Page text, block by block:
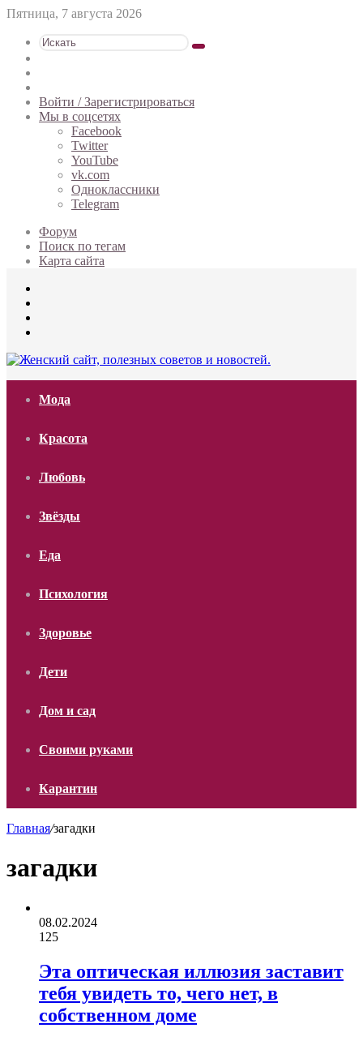
Пятница, 7 августа 2026
Искать
статья
Войти / Зарегистрироваться
Мы в соцсетях
Facebook
Twitter
YouTube
vk.com
Одноклассники
Telegram
Форум
Поиск по тегам
Карта сайта
Мода
Красота
Любовь
Звёзды
Еда
Психология
Здоровье
Дети
Дом и сад
Своими руками
Карантин
Главная/загадки
загадки
08.02.2024
125
Эта оптическая иллюзия заставит
тебя увидеть то, чего нет, в
собственном доме